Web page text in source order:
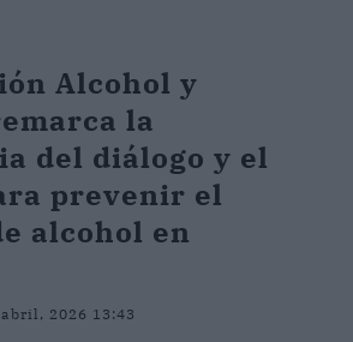
Alcohol y
la
del diálogo y el
prevenir el
alcohol en
2026 13:43